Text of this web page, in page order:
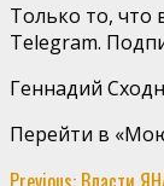
Только то, что
Telegram.
Геннадий
Перейти в